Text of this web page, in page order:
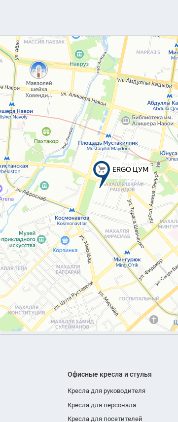
Офисные кресла и стулья
Кресла для руководителя
Кресла для персонала
Кресла для посетителей